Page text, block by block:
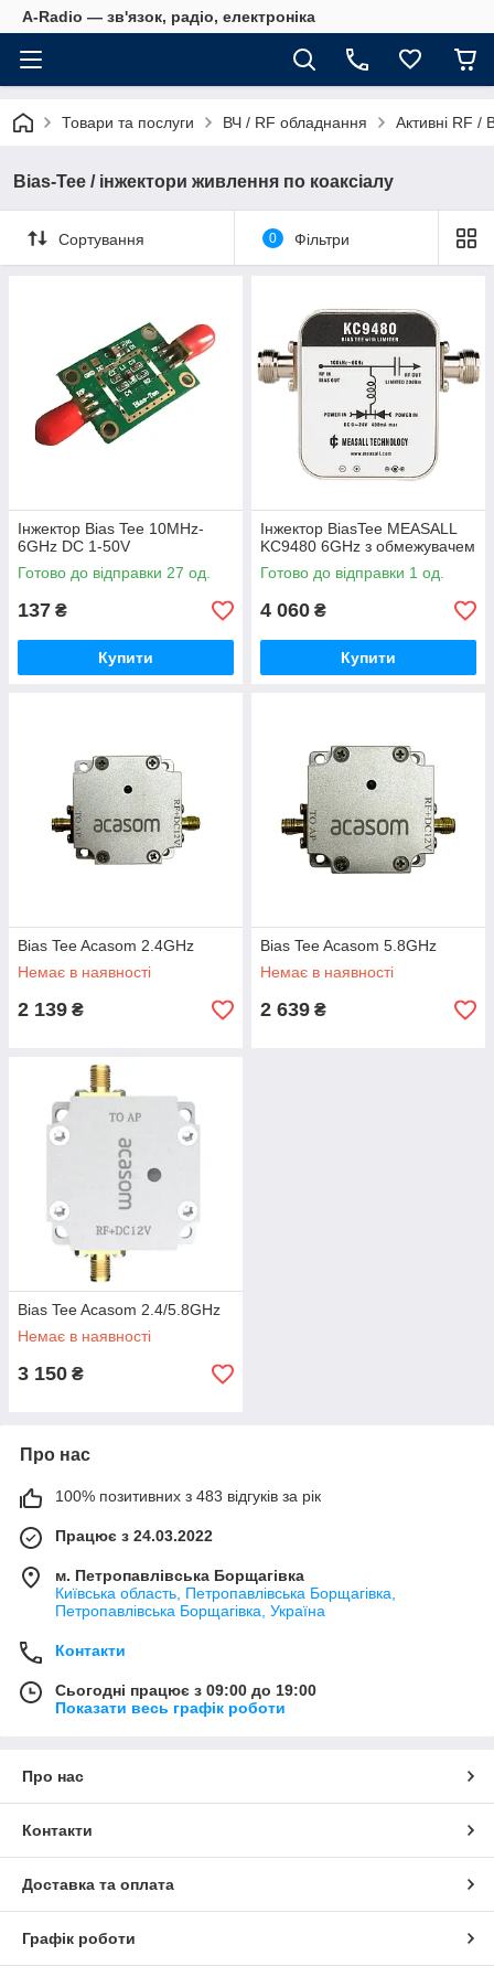
A-Radio — зв'язок, радіо, електроніка
Товари та послуги ВЧ / RF обладнання Активні RF /
Bias-Tee / інжектори живлення по коаксіалу
Сортування 0 Фільтри
Інжектор Bias Tee 10MHz-
6GHz DC 1-50V
Готово до відправки 27 од.
137 ₴
Купити
Інжектор BiasTee MEASALL
KC9480 6GHz з обмежувачем
Готово до відправки 1 од.
4 060 ₴
Купити
Bias Tee Acasom 2.4GHz
Немає в наявності
2 139 ₴
Bias Tee Acasom 5.8GHz
Немає в наявності
2 639 ₴
Bias Tee Acasom 2.4/5.8GHz
Немає в наявності
3 150 ₴
Про нас
100% позитивних з 483 відгуків за рік
Працює з 24.03.2022
м. Петропавлівська Борщагівка
Київська область, Петропавлівська Борщагівка,
Петропавлівська Борщагівка, Україна
Контакти
Сьогодні працює з 09:00 до 19:00
Показати весь графік роботи
Про нас
Контакти
Доставка та оплата
Графік роботи